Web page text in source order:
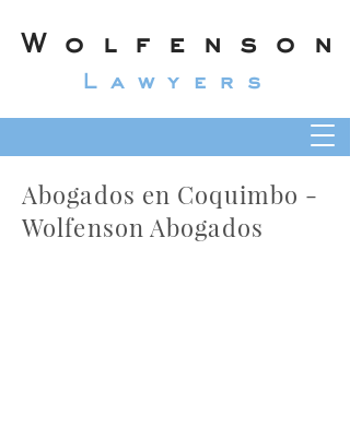
Wolfenson
Lawyers
Abogados en Coquimbo -
Wolfenson Abogados